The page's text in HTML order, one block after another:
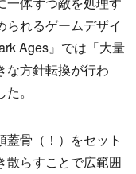
られるゲームデザイ
Ages』では「大量
な方針転換が行わ
。
骨（！）をセット
散らすことで広範囲